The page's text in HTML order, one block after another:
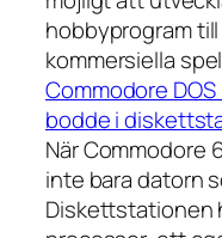
hobbyprogram
kommersiella
Commodore
bodde i
När Commodore
inte bara datorn
Diskettstationen